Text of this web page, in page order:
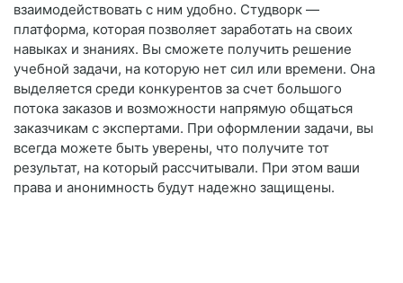
взаимодействовать с ним удобно. Студворк —
платформа, которая позволяет заработать на своих
навыках и знаниях. Вы сможете получить решение
учебной задачи, на которую нет сил или времени. Она
выделяется среди конкурентов за счет большого
потока заказов и возможности напрямую общаться
заказчикам с экспертами. При оформлении задачи, вы
всегда можете быть уверены, что получите тот
результат, на который рассчитывали. При этом ваши
права и анонимность будут надежно защищены.